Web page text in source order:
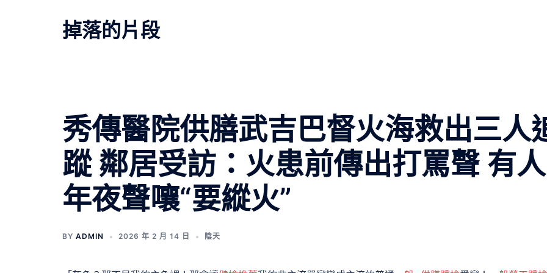
掉落的片段
秀傳醫院供膳武吉巴督火海救出三人
蹤 鄰居受訪：火患前傳出打罵聲 有人
年夜聲嚷“要縱火”
BY ADMIN 2026 年 2 月 14 日 陰天